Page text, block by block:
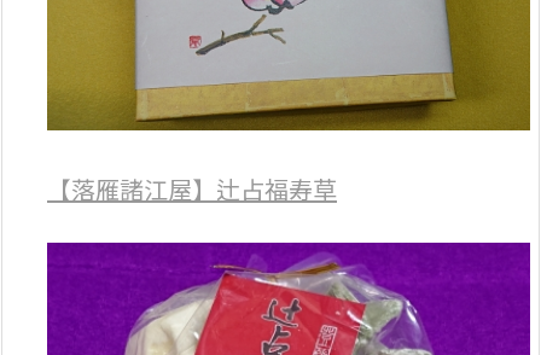
【落雁諸江屋】辻占福寿草